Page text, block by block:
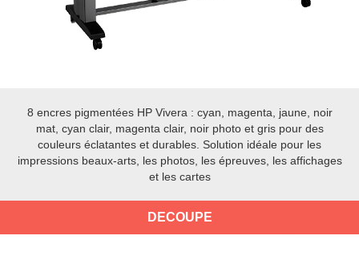
8 encres pigmentées HP Vivera : cyan, magenta, jaune, noir
mat, cyan clair, magenta clair, noir photo et gris pour des
couleurs éclatantes et durables. Solution idéale pour les
impressions beaux-arts, les photos, les épreuves, les affichages
et les cartes
DECOUPE